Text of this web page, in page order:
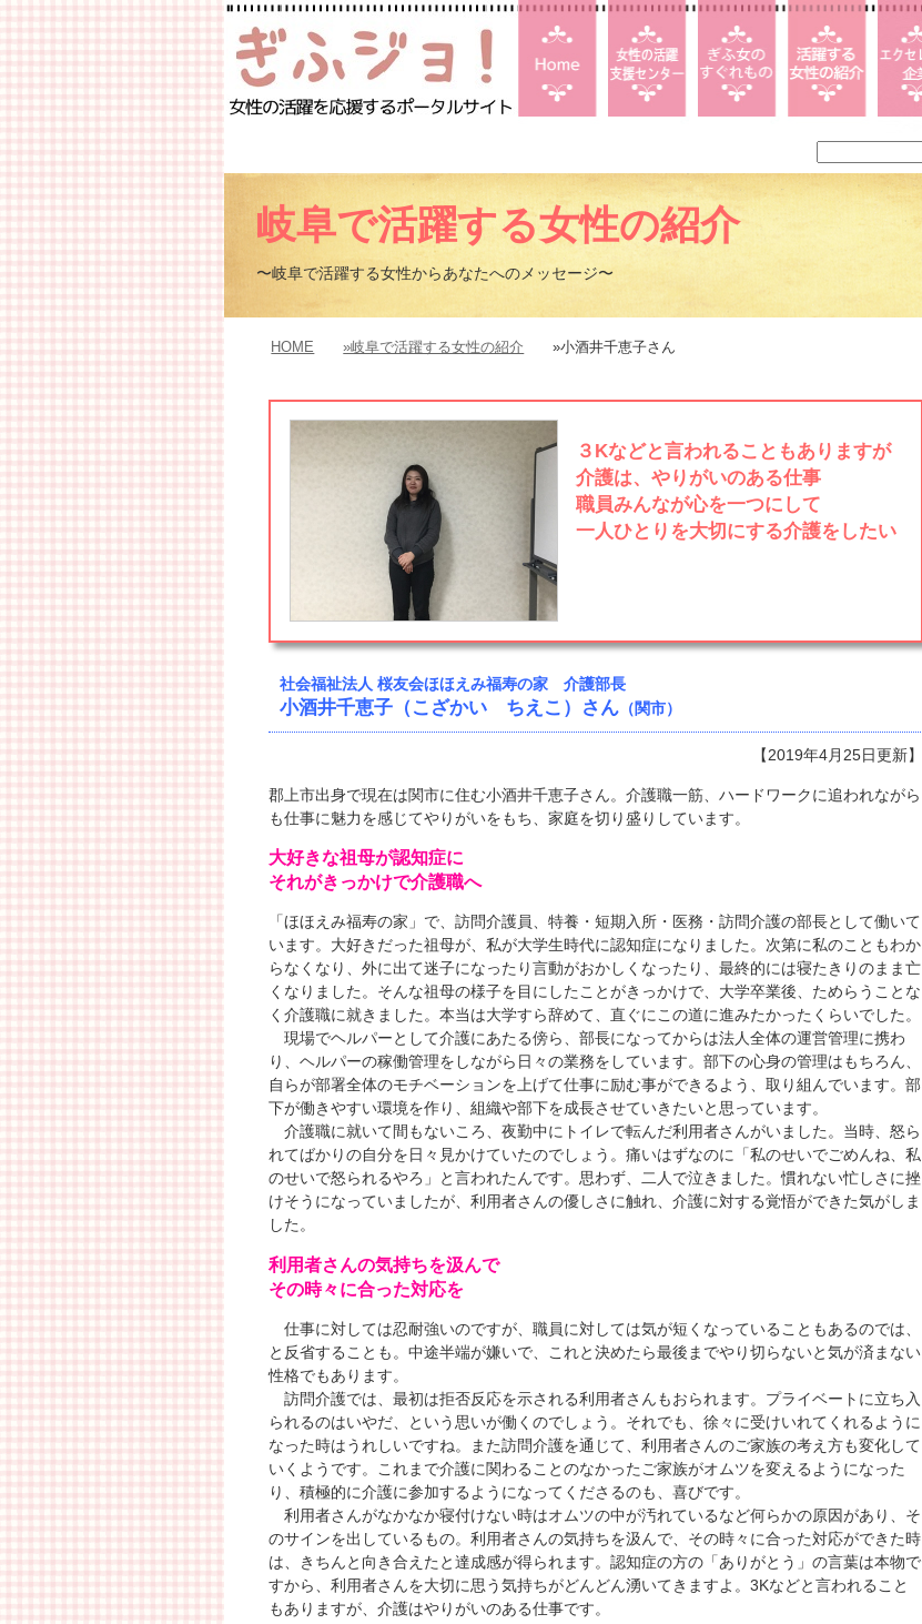
岐阜で活躍する女性の紹介
〜岐阜で活躍する女性からあなたへのメッセージ〜
HOME »岐阜で活躍する女性の紹介 »小酒井千恵子さん
３Kなどと言われることもありますが
介護は、やりがいのある仕事
職員みんなが心を一つにして
一人ひとりを大切にする介護をしたい
社会福祉法人 桜友会ほほえみ福寿の家 介護部長
小酒井千恵子（こざかい ちえこ）さん （関市）
【2019年4月25日更新】
郡上市出身で現在は関市に住む小酒井千恵子さん。介護職一筋、ハードワークに追われながら
も仕事に魅力を感じてやりがいをもち、家庭を切り盛りしています。
大好きな祖母が認知症に
それがきっかけで介護職へ
「ほほえみ福寿の家」で、訪問介護員、特養・短期入所・医務・訪問介護の部長として働いて
います。大好きだった祖母が、私が大学生時代に認知症になりました。次第に私のこともわか
らなくなり、外に出て迷子になったり言動がおかしくなったり、最終的には寝たきりのまま亡
くなりました。そんな祖母の様子を目にしたことがきっかけで、大学卒業後、ためらうことな
く介護職に就きました。本当は大学すら辞めて、直ぐにこの道に進みたかったくらいでした。
現場でヘルパーとして介護にあたる傍ら、部長になってからは法人全体の運営管理に携わ
り、ヘルパーの稼働管理をしながら日々の業務をしています。部下の心身の管理はもちろん、
自らが部署全体のモチベーションを上げて仕事に励む事ができるよう、取り組んでいます。部
下が働きやすい環境を作り、組織や部下を成長させていきたいと思っています。
介護職に就いて間もないころ、夜勤中にトイレで転んだ利用者さんがいました。当時、怒ら
れてばかりの自分を日々見かけていたのでしょう。痛いはずなのに「私のせいでごめんね、私
のせいで怒られるやろ」と言われたんです。思わず、二人で泣きました。慣れない忙しさに挫
けそうになっていましたが、利用者さんの優しさに触れ、介護に対する覚悟ができた気がしま
した。
利用者さんの気持ちを汲んで
その時々に合った対応を
仕事に対しては忍耐強いのですが、職員に対しては気が短くなっていることもあるのでは、
と反省することも。中途半端が嫌いで、これと決めたら最後までやり切らないと気が済まない
性格でもあります。
訪問介護では、最初は拒否反応を示される利用者さんもおられます。プライベートに立ち入
られるのはいやだ、という思いが働くのでしょう。それでも、徐々に受けいれてくれるように
なった時はうれしいですね。また訪問介護を通じて、利用者さんのご家族の考え方も変化して
いくようです。これまで介護に関わることのなかったご家族がオムツを変えるようになった
り、積極的に介護に参加するようになってくださるのも、喜びです。
利用者さんがなかなか寝付けない時はオムツの中が汚れているなど何らかの原因があり、そ
のサインを出しているもの。利用者さんの気持ちを汲んで、その時々に合った対応ができた時
は、きちんと向き合えたと達成感が得られます。認知症の方の「ありがとう」の言葉は本物で
すから、利用者さんを大切に思う気持ちがどんどん湧いてきますよ。3Kなどと言われること
もありますが、介護はやりがいのある仕事です。